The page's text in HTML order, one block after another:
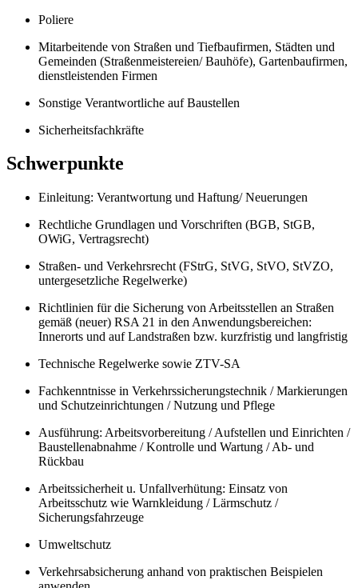
Poliere
Mitarbeitende von Straßen und Tiefbaufirmen, Städten und
Gemeinden (Straßenmeistereien/ Bauhöfe), Gartenbaufirmen,
dienstleistenden Firmen
Sonstige Verantwortliche auf Baustellen
Sicherheitsfachkräfte
Schwerpunkte
Einleitung: Verantwortung und Haftung/ Neuerungen
Rechtliche Grundlagen und Vorschriften (BGB, StGB,
OWiG, Vertragsrecht)
Straßen- und Verkehrsrecht (FStrG, StVG, StVO, StVZO,
untergesetzliche Regelwerke)
Richtlinien für die Sicherung von Arbeitsstellen an Straßen
gemäß (neuer) RSA 21 in den Anwendungsbereichen:
Innerorts und auf Landstraßen bzw. kurzfristig und langfristig
Technische Regelwerke sowie ZTV-SA
Fachkenntnisse in Verkehrssicherungstechnik / Markierungen
und Schutzeinrichtungen / Nutzung und Pflege
Ausführung: Arbeitsvorbereitung / Aufstellen und Einrichten /
Baustellenabnahme / Kontrolle und Wartung / Ab- und
Rückbau
Arbeitssicherheit u. Unfallverhütung: Einsatz von
Arbeitsschutz wie Warnkleidung / Lärmschutz /
Sicherungsfahrzeuge
Umweltschutz
Verkehrsabsicherung anhand von praktischen Beispielen